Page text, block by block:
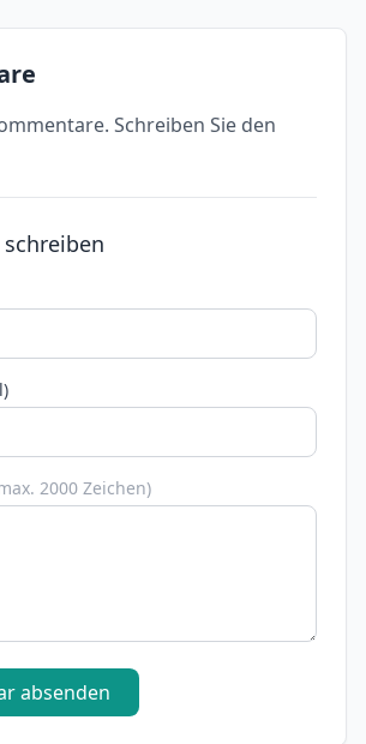
Schreiben Sie den
2000 Zeichen)
absenden